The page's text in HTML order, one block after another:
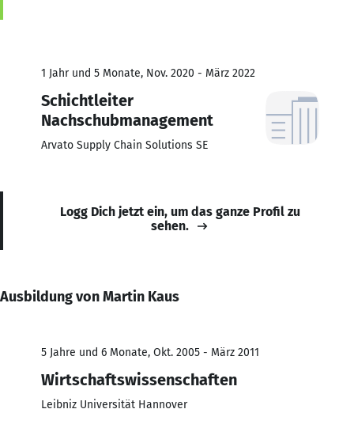
1 Jahr und 5 Monate, Nov. 2020 - März 2022
Schichtleiter
Nachschubmanagement
Arvato Supply Chain Solutions SE
Logg Dich jetzt ein, um das ganze Profil zu
sehen.
Ausbildung von Martin Kaus
5 Jahre und 6 Monate, Okt. 2005 - März 2011
Wirtschaftswissenschaften
Leibniz Universität Hannover